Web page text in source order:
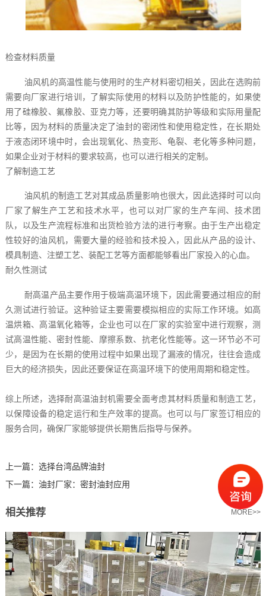
检查材料质量
油风机的高温性能与使用时的生产材料密切相关，因此在选购前
需要向厂家进行培训，了解实际使用的材料以及防护性能的，如果使
用了硅橡胶、氟橡胶、亚克力等，还要明确其防护等级和实际用量配
比等，因为材料的质量决定了油封的密闭性和使用稳定性，在长期处
于液态闭环境中时，会出现氧化、热变形、龟裂、老化等多种问题，
如果企业对于材料的要求较高，也可以进行相关的定制。
了解制造工艺
油风机的制造工艺对其成品质量影响也很大，因此选择时可以向
厂家了解生产工艺和技术水平，也可以对厂家的生产车间、技术团
队，以及生产流程标准和出货检验方法的进行考察。由于生产出稳定
性较好的油风机，需要大量的经验和技术投入，因此从产品的设计、
模具制造、注塑工艺、装配工艺等方面都能够看出厂家投入的心血。
耐久性测试
耐高温产品主要作用于极端高温环境下，因此需要通过相应的耐
久测试进行验证。这种验证主要需要模拟相应的实际工作环境。如高
温烘箱、高温氧化箱等，企业也可以在厂家的实验室中进行观察，测
试高温性能、密封性能、摩擦系数、抗老化性能等。这一环节必不可
少，是因为在长期的使用过程中如果出现了漏液的情况，往往会造成
巨大的经济损失，因此还要保证在高温环境下的使用周期和稳定性。
综上所述，选择耐高温油封机需要全面考虑其材料质量和制造工艺，
以保障设备的稳定运行和生产效率的提高。也可以与厂家签订相应的
服务合同，确保厂家能够提供长期售后指导与保养。
上一篇： 选择台湾品牌油封
下一篇： 油封厂家：密封油封应用
相关推荐 MORE>>